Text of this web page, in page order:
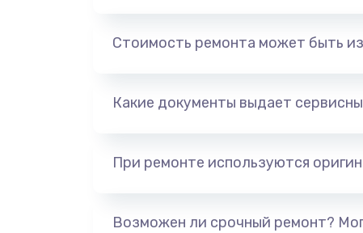
Стоимость ремонта может быть
Какие документы выдает
При ремонте используются
Возможен ли срочный ремонт?